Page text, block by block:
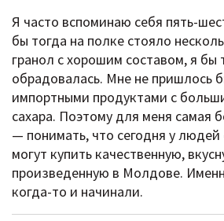
Я часто вспоминаю себя пять-
бы тогда на полке стояло
гранол с хорошим составом, я бы
обрадовалась. Мне не пришлось
импортными продуктами с
сахара. Поэтому для меня самая
— понимать, что сегодня у людей
могут купить качественную,
произведенную в Молдове.
когда-то и начинали.